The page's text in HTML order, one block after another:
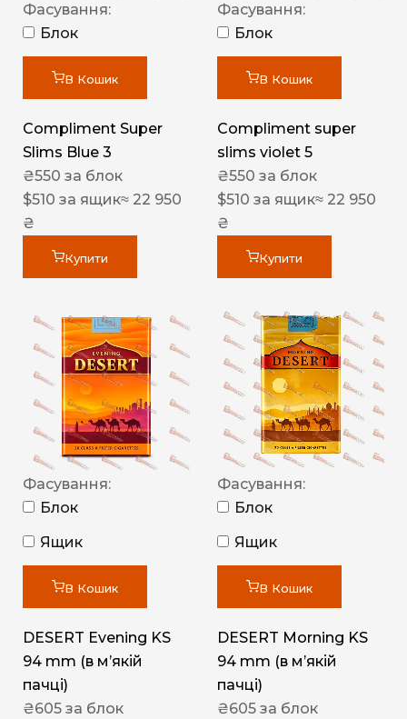
Фасування:
Блок
В Кошик
Compliment Super
Slims Blue 3
₴550 за блок
$510 за ящик≈ 22 950
₴
Купити
Фасування:
Блок
В Кошик
Compliment super
slims violet 5
₴550 за блок
$510 за ящик≈ 22 950
₴
Купити
Фасування:
Блок
Ящик
В Кошик
DESERT Evening KS
94 mm (в мʼякій
пачці)
₴605 за блок
Фасування:
Блок
Ящик
В Кошик
DESERT Morning KS
94 mm (в мʼякій
пачці)
₴605 за блок